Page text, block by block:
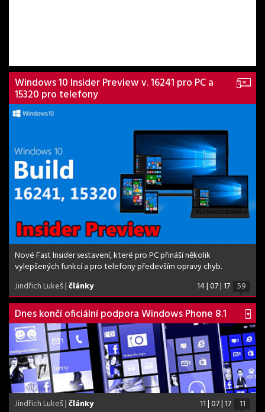
Windows 10 Insider Preview v. 16241 pro PC a
15320 pro telefony
Nové Fast Insider sestavení, které pro PC přináší několik
vylepšených funkcí a pro telefony především opravy chyb.
Jindřich Lukeš|články 14 | 07 | 17 59
Dnes končí oficiální podpora Windows Phone 8.1
Jindřich Lukeš|články 11 | 07 | 17 11